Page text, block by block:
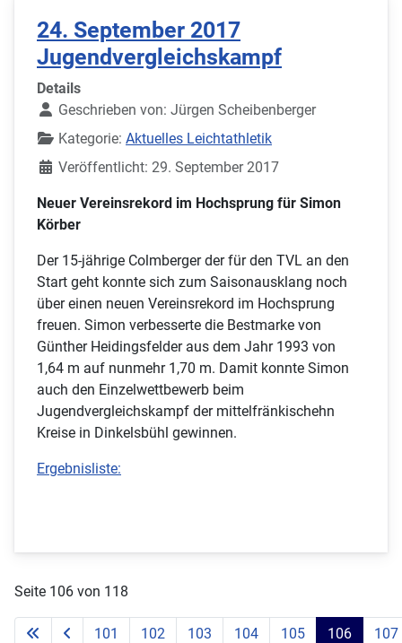
24. September 2017
Jugendvergleichskampf
Details
Geschrieben von: Jürgen Scheibenberger
Kategorie: Aktuelles Leichtathletik
Veröffentlicht: 29. September 2017
Neuer Vereinsrekord im Hochsprung für Simon
Körber
Der 15-jährige Colmberger der für den TVL an den
Start geht konnte sich zum Saisonausklang noch
über einen neuen Vereinsrekord im Hochsprung
freuen. Simon verbesserte die Bestmarke von
Günther Heidingsfelder aus dem Jahr 1993 von
1,64 m auf nunmehr 1,70 m. Damit konnte Simon
auch den Einzelwettbewerb beim
Jugendvergleichskampf der mittelfränkischehn
Kreise in Dinkelsbühl gewinnen.
Ergebnisliste:
Seite 106 von 118
101 102 103 104 105 106 107